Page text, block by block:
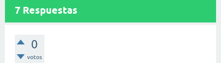
7 Respuestas
0
votos